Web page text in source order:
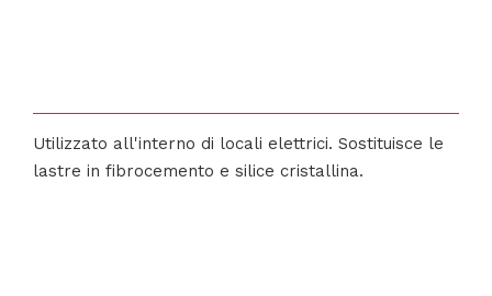
Utilizzato all'interno di locali elettrici. Sostituisce le
lastre in fibrocemento e silice cristallina.